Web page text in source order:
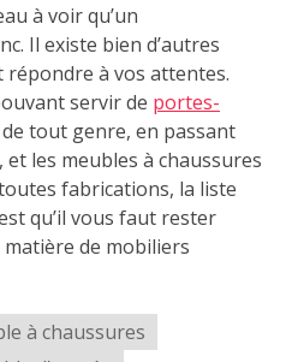
à voir qu’un
Il existe bien d’autres
à vos attentes.
servir de portes-
tout genre, en passant
les meubles à chaussures
fabrications, la liste
qu’il vous faut rester
de mobiliers
à chaussures